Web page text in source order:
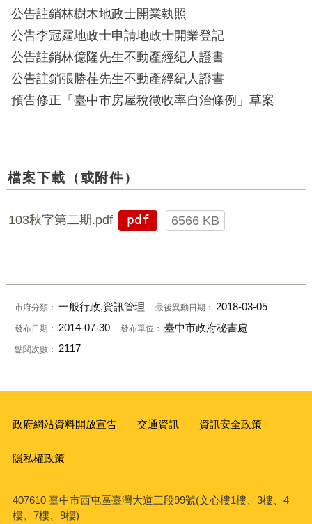
公告註銷林樹木地政士開業執照
公告李冠霆地政士申請地政士開業登記
公告註銷林億隆先生不動產經紀人證書
公告註銷張勝荏先生不動產經紀人證書
預告修正「臺中市房屋稅徵收率自治條例」草案
檔案下載（或附件）
103秋字第二期.pdf pdf 6566 KB
市府分類： 一般行政,資訊管理 最後異動日期： 2018-03-05
發布日期： 2014-07-30 發布單位： 臺中市政府秘書處
點閱次數： 2117
政府網站資料開放宣告 交通資訊 資訊安全政策
隱私權政策
407610 臺中市西屯區臺灣大道三段99號(文心樓1樓、3樓、4
樓、7樓、9樓)